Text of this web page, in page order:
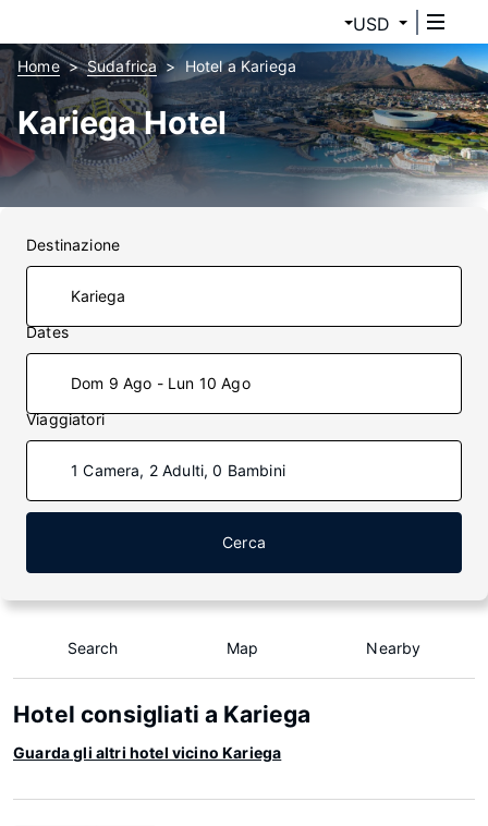
USD
Home Sudafrica Hotel a Kariega
Kariega Hotel
Destinazione
Dates
Dom 9 Ago - Lun 10 Ago
Viaggiatori
1 Camera, 2 Adulti, 0 Bambini
Cerca
Search Map Nearby
Hotel consigliati a Kariega
Guarda gli altri hotel vicino Kariega